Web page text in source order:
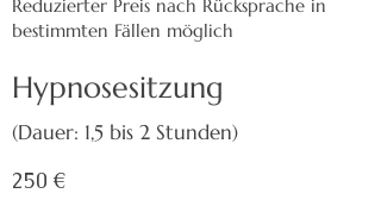
Reduzierter Preis nach Rücksprache in
bestimmten Fällen möglich
Hypnosesitzung
(Dauer: 1,5 bis 2 Stunden)
250 €